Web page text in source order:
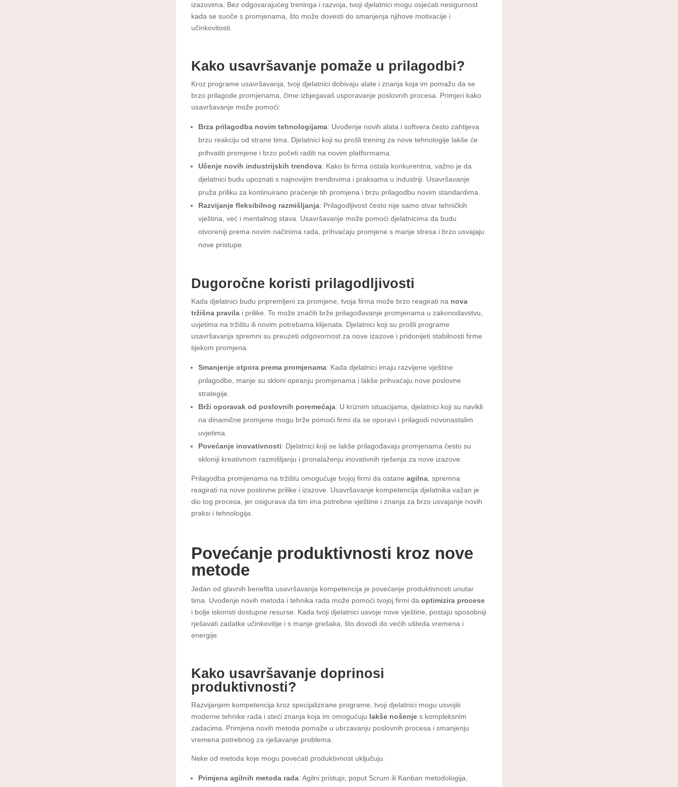
izazovima. Bez odgovarajućeg treninga i razvoja, tvoji djelatnici mogu osjećati nesigurnost
kada se suoče s promjenama, što može dovesti do smanjenja njihove motivacije i
učinkovitosti.
Kako usavršavanje pomaže u prilagodbi?
Kroz programe usavršavanja, tvoji djelatnici dobivaju alate i znanja koja im pomažu da se
brzo prilagode promjenama, čime izbjegavaš usporavanje poslovnih procesa. Primjeri kako
usavršavanje može pomoći:
Brza prilagodba novim tehnologijama: Uvođenje novih alata i softvera često zahtijeva
brzu reakciju od strane tima. Djelatnici koji su prošli trening za nove tehnologije lakše će
prihvatiti promjene i brzo početi raditi na novim platformama.
Učenje novih industrijskih trendova: Kako bi firma ostala konkurentna, važno je da
djelatnici budu upoznati s najnovijim trendovima i praksama u industriji. Usavršavanje
pruža priliku za kontinuirano praćenje tih promjena i brzu prilagodbu novim standardima.
Razvijanje fleksibilnog razmišljanja: Prilagodljivost često nije samo stvar tehničkih
vještina, već i mentalnog stava. Usavršavanje može pomoći djelatnicima da budu
otvoreniji prema novim načinima rada, prihvaćaju promjene s manje stresa i brzo usvajaju
nove pristupe.
Dugoročne koristi prilagodljivosti
Kada djelatnici budu pripremljeni za promjene, tvoja firma može brzo reagirati na nova
tržišna pravila i prilike. To može značiti brže prilagođavanje promjenama u zakonodavstvu,
uvjetima na tržištu ili novim potrebama klijenata. Djelatnici koji su prošli programe
usavršavanja spremni su preuzeti odgovornost za nove izazove i pridonijeti stabilnosti firme
tijekom promjena.
Smanjenje otpora prema promjenama: Kada djelatnici imaju razvijene vještine
prilagodbe, manje su skloni opiranju promjenama i lakše prihvaćaju nove poslovne
strategije.
Brži oporavak od poslovnih poremećaja: U kriznim situacijama, djelatnici koji su navikli
na dinamične promjene mogu brže pomoći firmi da se oporavi i prilagodi novonastalim
uvjetima.
Povećanje inovativnosti: Djelatnici koji se lakše prilagođavaju promjenama često su
skloniji kreativnom razmišljanju i pronalaženju inovativnih rješenja za nove izazove.
Prilagodba promjenama na tržištu omogućuje tvojoj firmi da ostaneagilna, spremna
reagirati na nove poslovne prilike i izazove. Usavršavanje kompetencija djelatnika važan je
dio tog procesa, jer osigurava da tim ima potrebne vještine i znanja za brzo usvajanje novih
praksi i tehnologija.
Povećanje produktivnosti kroz nove
metode
Jedan od glavnih benefita usavršavanja kompetencija je povećanje produktivnosti unutar
tima. Uvođenje novih metoda i tehnika rada može pomoći tvojoj firmi daoptimizira procese
i bolje iskoristi dostupne resurse. Kada tvoji djelatnici usvoje nove vještine, postaju sposobniji
rješavati zadatke učinkovitije i s manje grešaka, što dovodi do većih ušteda vremena i
energije.
Kako usavršavanje doprinosi
produktivnosti?
Razvijanjem kompetencija kroz specijalizirane programe, tvoji djelatnici mogu usvojiti
moderne tehnike rada i steći znanja koja im omogućuju lakše nošenje s kompleksnim
zadacima. Primjena novih metoda pomaže u ubrzavanju poslovnih procesa i smanjenju
vremena potrebnog za rješavanje problema.
Neke od metoda koje mogu povećati produktivnost uključuju:
Primjena agilnih metoda rada: Agilni pristupi, poput Scrum ili Kanban metodologija,